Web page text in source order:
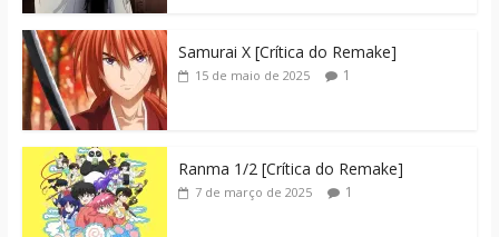
Samurai X [Crítica do Remake]
15 de maio de 2025 1
Ranma 1/2 [Crítica do Remake]
7 de março de 2025 1